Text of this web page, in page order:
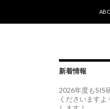
新着情報
2026年度もSIS
くださいます